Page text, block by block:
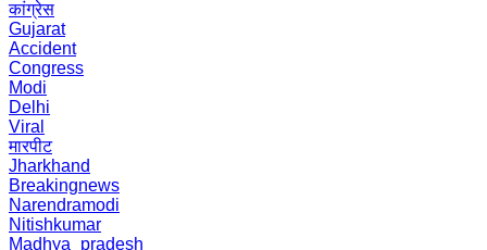
कांग्रेस
Gujarat
Accident
Congress
Modi
Delhi
Viral
मारपीट
Jharkhand
Breakingnews
Narendramodi
Nitishkumar
Madhya_pradesh